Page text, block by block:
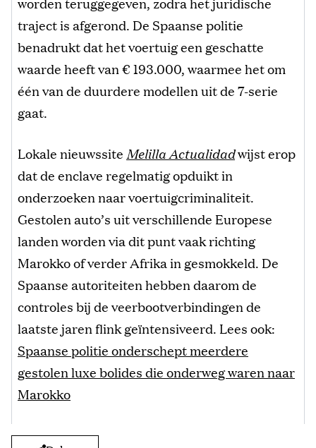
traject is afgerond. De Spaanse politie
benadrukt dat het voertuig een geschatte
waarde heeft van € 193.000, waarmee het om
één van de duurdere modellen uit de 7-serie
gaat.
Lokale nieuwssite Melilla Actualidadwijst erop
dat de enclave regelmatig opduikt in
onderzoeken naar voertuigcriminaliteit.
Gestolen auto’s uit verschillende Europese
landen worden via dit punt vaak richting
Marokko of verder Afrika in gesmokkeld. De
Spaanse autoriteiten hebben daarom de
controles bij de veerbootverbindingen de
laatste jaren flink geïntensiveerd. Lees ook:
Spaanse politie onderschept meerdere
gestolen luxe bolides die onderweg waren naar
Marokko